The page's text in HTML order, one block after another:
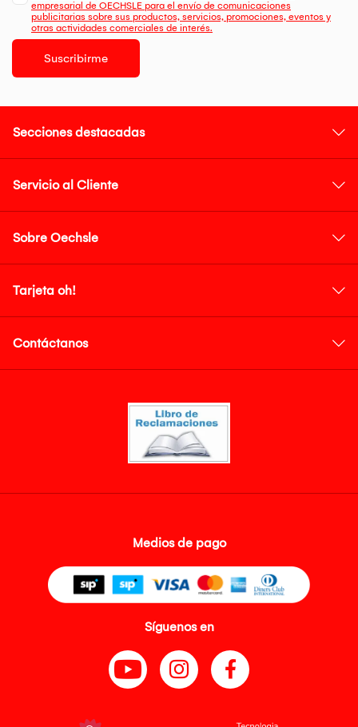
empresarial de OECHSLE para el envío de comunicaciones
publicitarias sobre sus productos, servicios, promociones, eventos y
otras actividades comerciales de interés.
Suscribirme
Secciones destacadas
Servicio al Cliente
Sobre Oechsle
Tarjeta oh!
Contáctanos
Medios de pago
Síguenos en